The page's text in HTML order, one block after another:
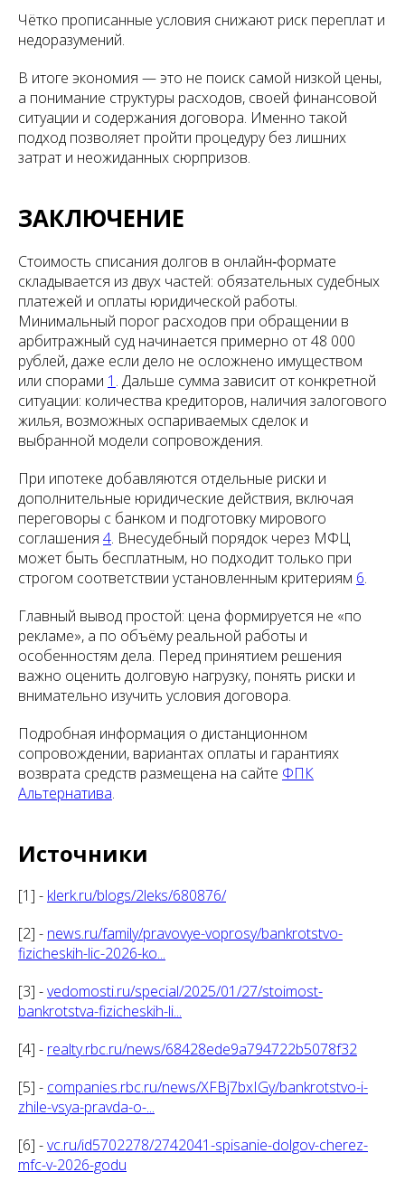
Чётко прописанные условия снижают риск переплат и
недоразумений.
В итоге экономия — это не поиск самой низкой цены,
а понимание структуры расходов, своей финансовой
ситуации и содержания договора. Именно такой
подход позволяет пройти процедуру без лишних
затрат и неожиданных сюрпризов.
ЗАКЛЮЧЕНИЕ
Стоимость списания долгов в онлайн‑формате
складывается из двух частей: обязательных судебных
платежей и оплаты юридической работы.
Минимальный порог расходов при обращении в
арбитражный суд начинается примерно от 48 000
рублей, даже если дело не осложнено имуществом
или спорами 1 . Дальше сумма зависит от конкретной
ситуации: количества кредиторов, наличия залогового
жилья, возможных оспариваемых сделок и
выбранной модели сопровождения.
При ипотеке добавляются отдельные риски и
дополнительные юридические действия, включая
переговоры с банком и подготовку мирового
соглашения 4. Внесудебный порядок через МФЦ
может быть бесплатным, но подходит только при
строгом соответствии установленным критериям 6.
Главный вывод простой: цена формируется не «по
рекламе», а по объёму реальной работы и
особенностям дела. Перед принятием решения
важно оценить долговую нагрузку, понять риски и
внимательно изучить условия договора.
Подробная информация о дистанционном
сопровождении, вариантах оплаты и гарантиях
возврата средств размещена на сайте ФПК
Альтернатива.
Источники
[1] - klerk.ru/blogs/2leks/680876/
[2] - news.ru/family/pravovye-voprosy/bankrotstvo-
fizicheskih-lic-2026-ko...
[3] -vedomosti.ru/special/2025/01/27/stoimost-
bankrotstva-fizicheskih-li...
[4] - realty.rbc.ru/news/68428ede9a794722b5078f32
[5] - companies.rbc.ru/news/XFBj7bxIGy/bankrotstvo-i-
zhile-vsya-pravda-o-...
[6] -vc.ru/id5702278/2742041-spisanie-dolgov-cherez-
mfc-v-2026-godu